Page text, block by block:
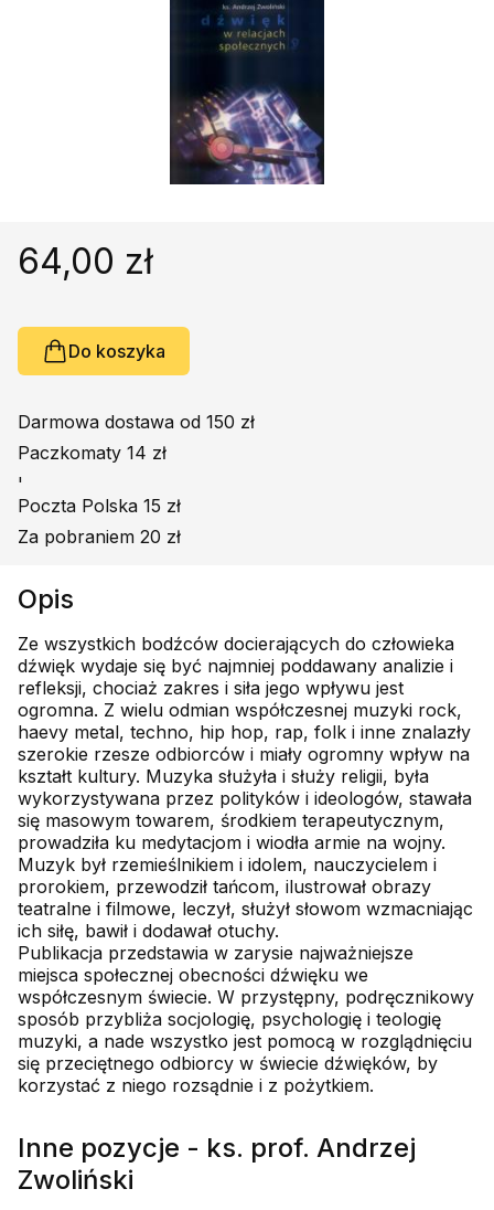
Poradniki, leksykony...
Podręczniki szkolne
Promocja
64,00 zł
Do koszyka
Darmowa dostawa od 150 zł
Paczkomaty 14 zł
'
Poczta Polska 15 zł
Za pobraniem 20 zł
Opis
Ze wszystkich bodźców docierających do człowieka
dźwięk wydaje się być najmniej poddawany analizie i
refleksji, chociaż zakres i siła jego wpływu jest
ogromna. Z wielu odmian współczesnej muzyki rock,
haevy metal, techno, hip hop, rap, folk i inne znalazły
szerokie rzesze odbiorców i miały ogromny wpływ na
kształt kultury. Muzyka służyła i służy religii, była
wykorzystywana przez polityków i ideologów, stawała
się masowym towarem, środkiem terapeutycznym,
prowadziła ku medytacjom i wiodła armie na wojny.
Muzyk był rzemieślnikiem i idolem, nauczycielem i
prorokiem, przewodził tańcom, ilustrował obrazy
teatralne i filmowe, leczył, służył słowom wzmacniając
ich siłę, bawił i dodawał otuchy.
Publikacja przedstawia w zarysie najważniejsze
miejsca społecznej obecności dźwięku we
współczesnym świecie. W przystępny, podręcznikowy
sposób przybliża socjologię, psychologię i teologię
muzyki, a nade wszystko jest pomocą w rozglądnięciu
się przeciętnego odbiorcy w świecie dźwięków, by
korzystać z niego rozsądnie i z pożytkiem.
Inne pozycje - ks. prof. Andrzej
Zwoliński